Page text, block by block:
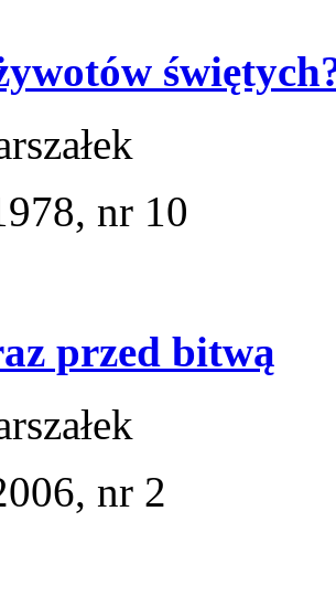
nr 10
przed bitwą
nr 2